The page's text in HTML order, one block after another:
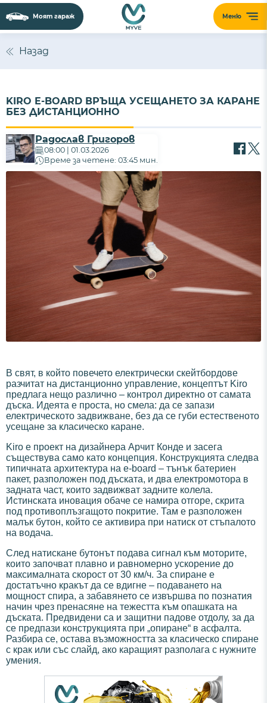
Меню
Моят гараж
Назад
KIRO E-BOARD ВРЪЩА УСЕЩАНЕТО ЗА КАРАНЕ
БЕЗ ДИСТАНЦИОННО
Радослав Григоров
08:00 | 01.03.2026
Време за четене: 03:45 мин.
В свят, в който повечето електрически скейтбордове
разчитат на дистанционно управление, концептът Kiro
предлага нещо различно – контрол директно от самата
дъска. Идеята е проста, но смела: да се запази
електрическото задвижване, без да се губи естественото
усещане за класическо каране.
Kiro е проект на дизайнера Арчит Конде и засега
съществува само като концепция. Конструкцията следва
типичната архитектура на e-board – тънък батериен
пакет, разположен под дъската, и два електромотора в
задната част, които задвижват задните колела.
Истинската иновация обаче се намира отгоре, скрита
под противоплъзгащото покритие. Там е разположен
малък бутон, който се активира при натиск от стъпалото
на водача.
След натискане бутонът подава сигнал към моторите,
които започват плавно и равномерно ускорение до
максималната скорост от 30 км/ч. За спиране е
достатъчно кракът да се вдигне – подаването на
мощност спира, а забавянето се извършва по познатия
начин чрез пренасяне на тежестта към опашката на
дъската. Предвидени са и защитни падове отдолу, за да
се предпази конструкцията при „опиране“ в асфалта.
Разбира се, остава възможността за класическо спиране
с крак или със слайд, ако каращият разполага с нужните
умения.